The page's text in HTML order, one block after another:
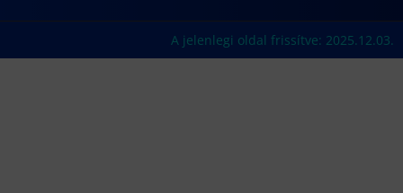
A jelenlegi oldal frissítve: 2025.12.03.